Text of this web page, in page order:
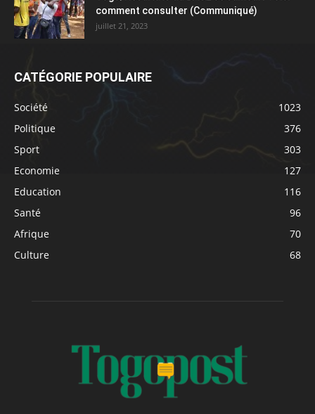
comment consulter (Communiqué)
juillet 21, 2023
CATÉGORIE POPULAIRE
Société
1023
Politique
376
Sport
303
Economie
127
Education
116
Santé
96
Afrique
70
Culture
68